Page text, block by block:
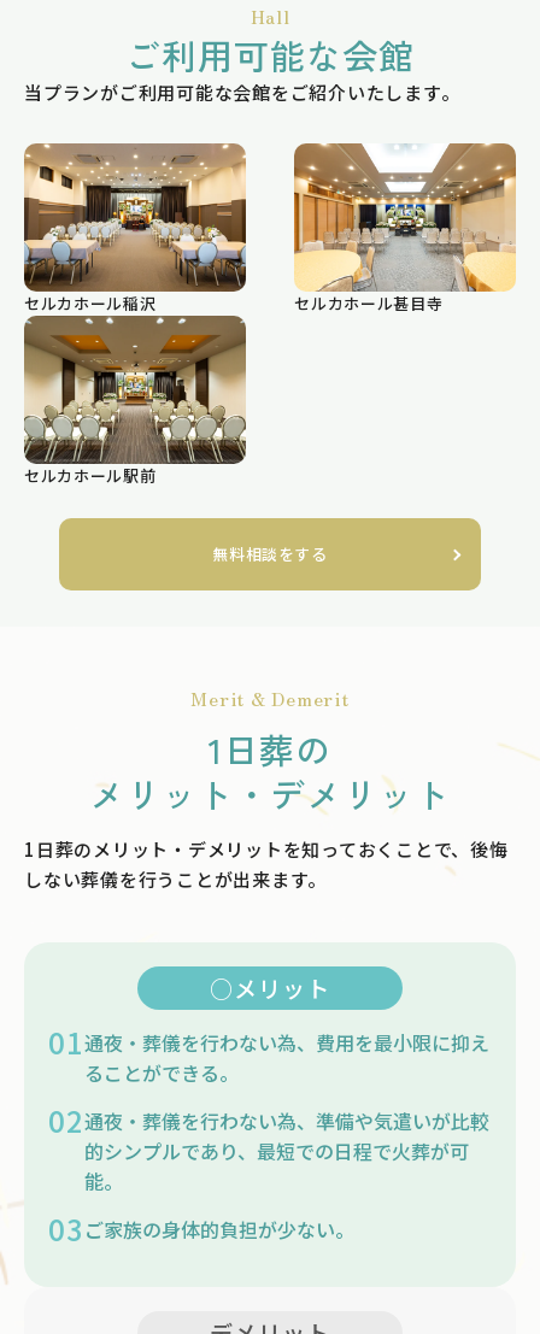
Hall
ご利用可能な会館
当プランがご利用可能な会館をご紹介いたします。
セルカホール稲沢 セルカホール甚目寺
セルカホール駅前
無料相談をする
Merit & Demerit
1日葬の
メリット・デメリット
1日葬のメリット・デメリットを知っておくことで、後悔
しない葬儀を行うことが出来ます。
○メリット
01通夜・葬儀を行わない為、費用を最小限に抑え
ることができる。
02通夜・葬儀を行わない為、準備や気遣いが比較
的シンプルであり、最短での日程で火葬が可
能。
03 ご家族の身体的負担が少ない。